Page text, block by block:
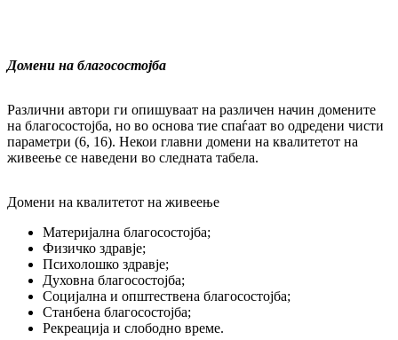
Домени на благосостојба
Различни автори ги опишуваат на различен на­чин домените
на благосостојба, но во ос­но­ва тие спаѓаат во одредени чисти
пара­мет­ри (6, 16). Некои главни домени на ква­ли­те­тот на
живеење се наведени во следната та­бе­ла.
Домени на квалитетот на живеење
Материјална благосостојба;
Физичко здравје;
Психолошко здравје;
Духовна благосостојба;
Социјална и општествена благосостојба;
Станбена благосостојба;
Рекреација и слободно време.